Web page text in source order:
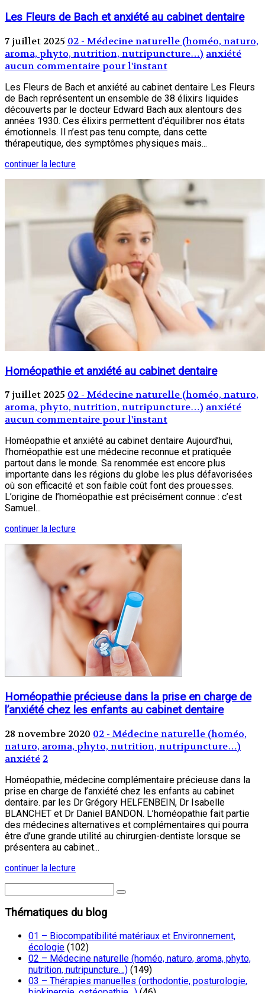
Les Fleurs de Bach et anxiété au cabinet dentaire
7 juillet 2025 02 - Médecine naturelle (homéo, naturo,
aroma, phyto, nutrition, nutripuncture…) anxiété
aucun commentaire pour l'instant
Les Fleurs de Bach et anxiété au cabinet dentaire Les Fleurs
de Bach représentent un ensemble de 38 élixirs liquides
découverts par le docteur Edward Bach aux alentours des
années 1930. Ces élixirs permettent d’équilibrer nos états
émotionnels. Il n’est pas tenu compte, dans cette
thérapeutique, des symptômes physiques mais...
continuer la lecture
Homéopathie et anxiété au cabinet dentaire
7 juillet 2025 02 - Médecine naturelle (homéo, naturo,
aroma, phyto, nutrition, nutripuncture…) anxiété
aucun commentaire pour l'instant
Homéopathie et anxiété au cabinet dentaire Aujourd’hui,
l’homéopathie est une médecine reconnue et pratiquée
partout dans le monde. Sa renommée est encore plus
importante dans les régions du globe les plus défavorisées
où son efficacité et son faible coût font des prouesses.
L’origine de l’homéopathie est précisément connue : c’est
Samuel...
continuer la lecture
Homéopathie précieuse dans la prise en charge de
l’anxiété chez les enfants au cabinet dentaire
28 novembre 2020 02 - Médecine naturelle (homéo,
naturo, aroma, phyto, nutrition, nutripuncture…)
anxiété 2
Homéopathie, médecine complémentaire précieuse dans la
prise en charge de l’anxiété chez les enfants au cabinet
dentaire. par les Dr Grégory HELFENBEIN, Dr Isabelle
BLANCHET et Dr Daniel BANDON. L’homéopathie fait partie
des médecines alternatives et complémentaires qui pourra
être d’une grande utilité au chirurgien-dentiste lorsque se
présentera au cabinet...
continuer la lecture
Thématiques du blog
01 – Biocompatibilité matériaux et Environnement,
écologie (102)
02 – Médecine naturelle (homéo, naturo, aroma, phyto,
nutrition, nutripuncture…) (149)
03 – Thérapies manuelles (orthodontie, posturologie,